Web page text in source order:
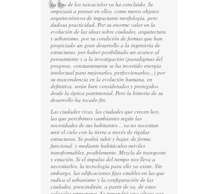
La Era de los rascacielos ya ha concluido. Se
empezará a pensar en ellos, como meros objetos
arquitectónicos de impactante morfología, pero
dudosa practicidad. Por su enorme valor en la
evolución de las ideas sobre ciudades, arquitectura
y urbanismo, por su condición de formas que han
propiciado un gran desarrollo a la ingeniería de
estructuras, por haber posibilitado un avance al
pensamiento y a la investigación (paradigmas del
progreso, constantemente se ha invertido energía
intelectual para mejorarlos, perfeccionarlos…) por
su trascendencia en la evolución humana, en
definitiva, serán bien considerados y protegidos
desde la óptica patrimonial. Pero la historia de su
desarrollo ha tocado fin.
Las ciudades vivas, las ciudades que crecen hoy,
las que percibimos cambiantes según las
necesidades de sus habitantes… ya no necesitan
unir el cielo con la tierra a través de rígidas
estructuras. Se podrá subir y bajar, de forma
funcional, y mediante habitáculos móviles
transformables, posiblemente. Mezcla de transporte
y estación. Si el impulso del tiempo nos lleva a
necesitarlos, la tecnología para ello ya existe. Sin
embargo, las edificaciones fijas estables en las que
radica el urbanismo y la configuración de las
ciudades, prescindirán, a partir de ya, de estas